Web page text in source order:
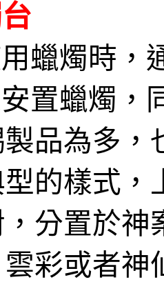
蠟燭時，
置蠟燭，
品為多，
的樣式，
分置於神
彩或者神